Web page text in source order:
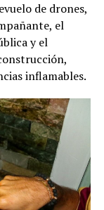
de drones,
el
y el
inflamables.